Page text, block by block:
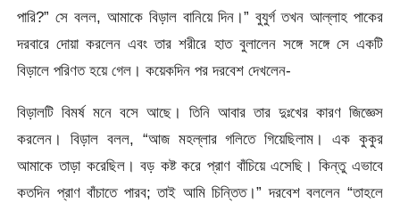
পারি?” সে বলল, আমাকে বিড়াল বানিয়ে দিন।” বুযুর্গ তখন আল্লাহ পাকের
দরবারে দোয়া করলেন এবং তার শরীরে হাত বুলালেন সঙ্গে সঙ্গে সে একটি
বিড়ালে পরিণত হয়ে গেল। কয়েকদিন পর দরবেশ দেখলেন-
বিড়ালটি বিমর্ষ মনে বসে আছে। তিনি আবার তার দুঃখের কারণ জিজ্ঞেস
করলেন। বিড়াল বলল, “আজ মহল্লার গলিতে গিয়েছিলাম। এক কুকুর
আমাকে তাড়া করেছিল। বড় কষ্ট করে প্রাণ বাঁচিয়ে এসেছি। কিন্তু এভাবে
কতদিন প্রাণ বাঁচাতে পারব; তাই আমি চিন্তিত।” দরবেশ বললেন “তাহলে